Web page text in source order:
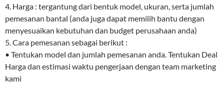
4. Harga : tergantung dari bentuk model, ukuran, serta jumlah
pemesanan bantal (anda juga dapat memilih bantu dengan
menyesuaikan kebutuhan dan budget perusahaan anda)
5. Cara pemesanan sebagai berikut :
• Tentukan model dan jumlah pemesanan anda. Tentukan Deal
Harga dan estimasi waktu pengerjaan dengan team marketing
kami